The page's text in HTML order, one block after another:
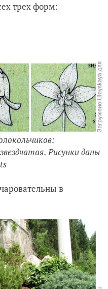
трех форм:
Рисунки даны
в